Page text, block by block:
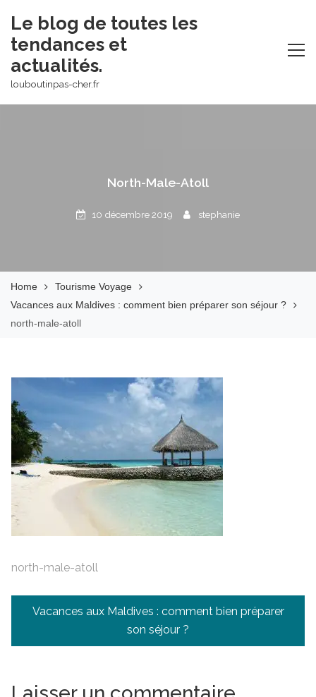
content
Le blog de toutes les
tendances et
actualités.
louboutinpas-cher.fr
North-Male-Atoll
10 décembre 2019 stephanie
Home
Tourisme Voyage
Vacances aux Maldives : comment bien préparer son séjour ?
north-male-atoll
north-male-atoll
Navigation
l’article
Vacances aux Maldives : comment bien préparer
son séjour ?